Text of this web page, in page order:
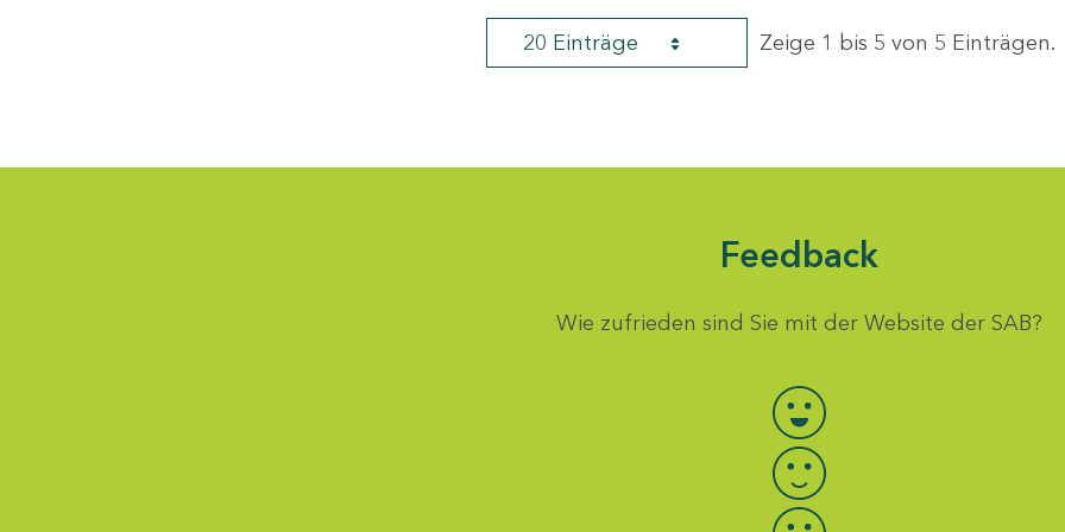
20 Einträge Zeige 1 bis 5 von 5 Einträgen.
Feedback
Wie zufrieden sind Sie mit der Website der SAB?
Bewertung auswählen